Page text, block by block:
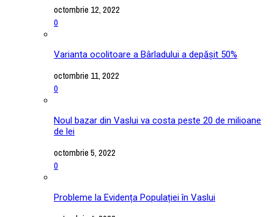
octombrie 12, 2022
0
Varianta ocolitoare a Bârladului a depășit 50%
octombrie 11, 2022
0
Noul bazar din Vaslui va costa peste 20 de milioane
de lei
octombrie 5, 2022
0
Probleme la Evidența Populației în Vaslui